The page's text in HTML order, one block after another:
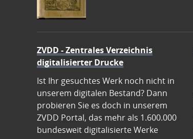
ZVDD - Zentrales Verzeichnis
digitalisierter Drucke
Ist Ihr gesuchtes Werk noch nicht in
unserem digitalen Bestand? Dann
probieren Sie es doch in unserem
ZVDD Portal, das mehr als 1.600.000
bundesweit digitalisierte Werke